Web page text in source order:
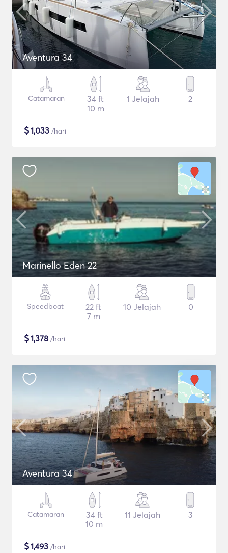
Aventura 34
Catamaran
34 ft
10 m
1 Jelajah 2
$1,033 /hari
Marinello Eden 22
Speedboat
22 ft
7 m
10 Jelajah 0
$1,378 /hari
Aventura 34
Catamaran
34 ft
10 m
11 Jelajah 3
$1,493 /hari